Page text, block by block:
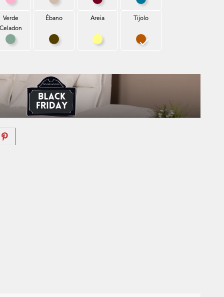
Rosa Pastel Taupe Bordeaux Azul Petróleo
Verde
Celadon
Verde Celadon
Ébano
Ébano
Areia
Areia
Tijolo
Tijolo